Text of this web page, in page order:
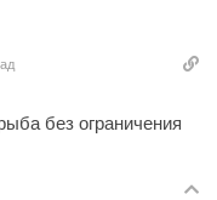
без ограничения